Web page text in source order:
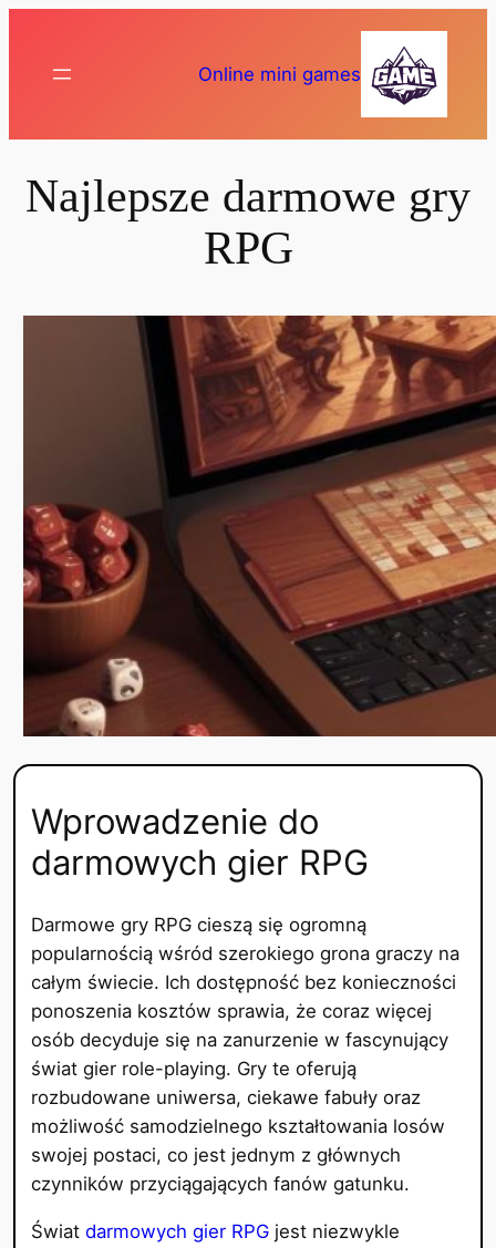
treści
Online mini games
Najlepsze darmowe gry
RPG
Wprowadzenie do
darmowych gier RPG
Darmowe gry RPG cieszą się ogromną
popularnością wśród szerokiego grona graczy na
całym świecie. Ich dostępność bez konieczności
ponoszenia kosztów sprawia, że coraz więcej
osób decyduje się na zanurzenie w fascynujący
świat gier role-playing. Gry te oferują
rozbudowane uniwersa, ciekawe fabuły oraz
możliwość samodzielnego kształtowania losów
swojej postaci, co jest jednym z głównych
czynników przyciągających fanów gatunku.
Świat darmowych gier RPGjest niezwykle